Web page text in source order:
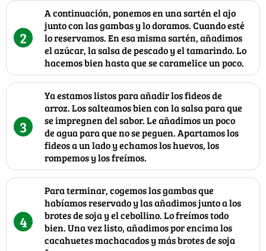
2
A continuación, ponemos en una sartén el ajo
junto con las gambas y lo doramos. Cuando esté
lo reservamos. En esa misma sartén, añadimos
el azúcar, la salsa de pescado y el tamarindo. Lo
hacemos bien hasta que se caramelice un poco.
3
Ya estamos listos para añadir los fideos de
arroz. Los salteamos bien con la salsa para que
se impregnen del sabor. Le añadimos un poco
de agua para que no se peguen. Apartamos los
fideos a un lado y echamos los huevos, los
rompemos y los freímos.
4
Para terminar, cogemos las gambas que
habíamos reservado y las añadimos junto a los
brotes de soja y el cebollino. Lo freímos todo
bien. Una vez listo, añadimos por encima los
cacahuetes machacados y más brotes de soja